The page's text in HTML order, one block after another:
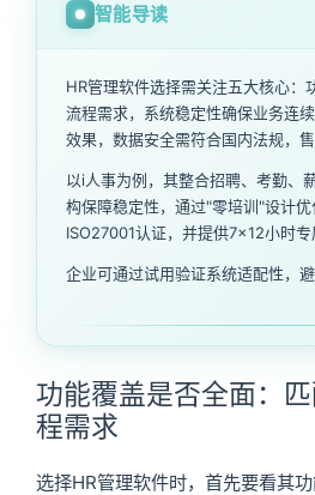
智能导读
HR管理软件选择需关注五大核心：
流程需求，系统稳定性确保业务连
效果，数据安全需符合国内法规，
以i人事为例，其整合招聘、考勤、
构保障稳定性，通过"零培训"设计
ISO27001认证，并提供7×12小时专
企业可通过试用验证系统适配性，避
功能覆盖是否全面：
程需求
选择HR管理软件时，首先要看其